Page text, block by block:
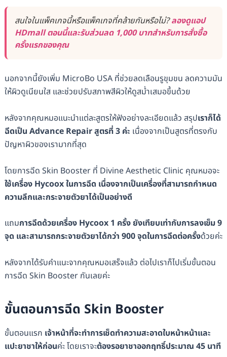
สนใจในแพ็คเกจนี้หรือแพ็คเกจที่คล้ายกันหรือไม่?ลองดูแอป
HDmall ตอนนี้และรับส่วนลด 1,000 บาทสำหรับการสั่งซื้อ
ครั้งแรกของคุณ
นอกจากนี้ยังเพิ่ม MicroBo USA ที่ช่วยลดเลือนรูขุมขน ลดความมัน
ให้ผิวดู​เนียน​ใส และช่วยปรับสภาพสีผิวให้ดูสม่ำเสมอขึ้นด้วย
หลังจากคุณหมอแนะนำแต่ละสูตรให้ฟังอย่างละเอียดแล้ว สรุปเราก็ได้
ฉีดเป็น Advance Repair สูตรที่ 3 ค่ะ เนื่องจากเป็นสูตรที่ตรงกับ
ปัญหาผิวของเรามากที่สุด
โดยการฉีด Skin Booster ที่ Divine Aesthetic Clinic คุณหมอจะ
ใช้เครื่อง Hycoox ในการฉีด เนื่องจากเป็นเครื่องที่สามารถกำหนด
ความลึกและกระจายตัวยาได้เป็นอย่างดี
แถมการฉีดด้วยเครื่อง Hycoox 1 ครั้ง ยังเทียบเท่ากับการลงเข็ม 9
จุด และสามารถกระจายตัวยาได้กว่า 900 จุดในการฉีดต่อครั้งด้วยค่ะ
หลังจากได้รับคำแนะจากคุณหมอเสร็จแล้ว ต่อไปเราก็ไปเริ่มขั้นตอน
การฉีด Skin Booster กันเลยค่ะ
ขั้นตอนการฉีด Skin Booster
ขั้นตอนแรก เจ้าหน้าที่จะทำการเช็ดทำความสะอาดใบหน้าหน้าและ
แปะยาชาให้ก่อนค่ะ โดยเราจะต้องรอยาชาออกฤทธิ์ประมาณ 45 นาที